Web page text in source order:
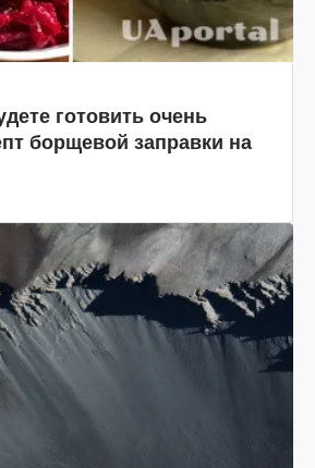
готовить очень
борщевой заправки на